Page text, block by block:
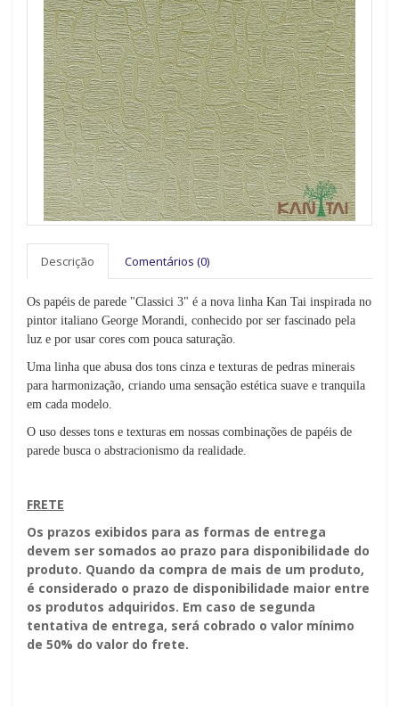
Descrição Comentários (0)
Os papéis de parede "Classici 3" é a nova linha Kan Tai inspirada no
pintor italiano George Morandi, conhecido por ser fascinado pela
luz e por usar cores com pouca saturação.
Uma linha que abusa dos tons cinza e texturas de pedras minerais
para harmonização, criando uma sensação estética suave e tranquila
em cada modelo.
O uso desses tons e texturas em nossas combinações de papéis de
parede busca o abstracionismo da realidade.
FRETE
Os prazos exibidos para as formas de entrega
devem ser somados ao prazo para disponibilidade do
produto. Quando da compra de mais de um produto,
é considerado o prazo de disponibilidade maior entre
os produtos adquiridos. Em caso de segunda
tentativa de entrega, será cobrado o valor mínimo
de 50% do valor do frete.